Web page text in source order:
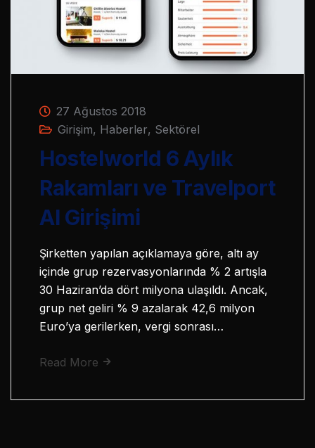
27 Ağustos 2018
Girişim, Haberler, Sektörel
Hostelworld 6 Aylık
Rakamları ve Travelport
AI Girişimi
Şirketten yapılan açıklamaya göre, altı ay
içinde grup rezervasyonlarında % 2 artışla
30 Haziran’da dört milyona ulaşıldı. Ancak,
grup net geliri % 9 azalarak 42,6 milyon
Euro’ya gerilerken, vergi sonrası…
Read More